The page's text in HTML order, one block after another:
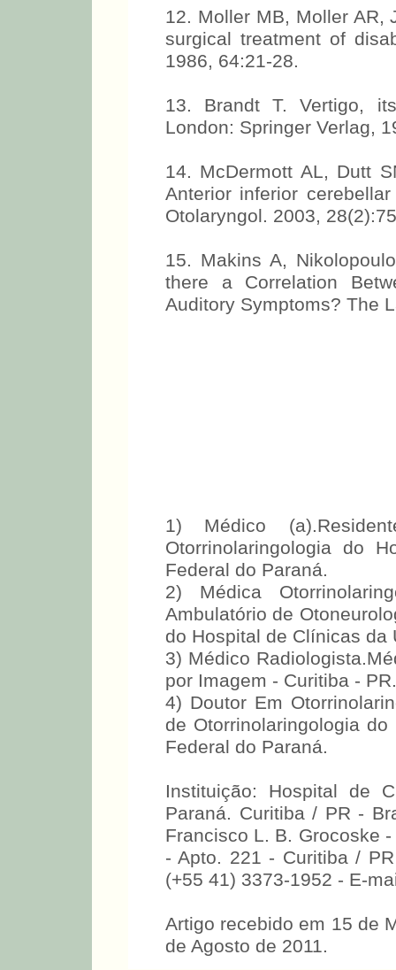
12. Moller MB, Moller AR,
surgical treatment of
1986, 64:21-28.
13. Brandt T. Vertigo,
London: Springer Verlag,
14. McDermott AL, Dutt
Anterior inferior
Otolaryngol. 2003,
15. Makins A,
there a Correlation
Auditory Symptoms? The
1) Médico
Otorrinolaringologia do
Federal do Paraná.
2) Médica
Ambulatório de
do Hospital de Clínicas da
3) Médico
por Imagem - Curitiba -
4) Doutor Em
de Otorrinolaringologia
Federal do Paraná.
Instituição: Hospital de
Paraná. Curitiba / PR -
Francisco L. B. Grocoske
- Apto. 221 - Curitiba /
(+55 41) 3373-1952 - E-
Artigo recebido em 15 de
de Agosto de 2011.